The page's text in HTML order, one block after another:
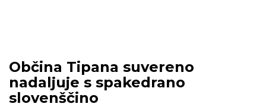
Občina Tipana suvereno
nadaljuje s spakedrano
slovenščino